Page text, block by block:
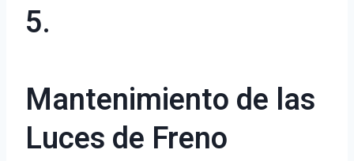
5.
Mantenimiento de las
Luces de Freno